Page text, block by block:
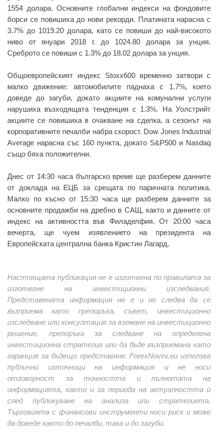
1554 долара. Основните глобални индекси на фондовите
борси се повишиха до нови рекорди. Платината нарасна с
3.7% до 1019.20 долара, като се повиши до най-високото
ниво от януари 2018 г. до 1024.80 долара за унция.
Среброто се повиши с 1.3% до 18.02 долара за унция.
Общоевропейският индекс Stoxx600 временно затвори с
малко движение: автомобилите паднаха с 1.7%, което
доведе до загуби, докато акциите на комунални услуги
нарушиха възходящата тенденция с 1.3%. На Уолстрийт
акциите се повишиха в очакване на сделка, а сезонът на
корпоративните печалби набра скорост. Dow Jones Industrial
Average нарасна със 160 пункта, докато S&P500 и Nasdaq
също бяха положителни.
Днес от 14:30 часа българско време ще разберем данните
от доклада на ЕЦБ за срещата по паричната политика.
Малко по късно от 15:30 часа ще разберем данните за
основните продажби на дребно в САЩ, както и данните от
индекс на активността във Филаделфия. От 20:00 часа
вечерта, ще чуем изявлението на президента на
Европейската централна банка Кристин Лагард.
Настоящата публикация не е изготвена по правилата за
изготвяне на инвестиционни изследвания.
Представената информация не е и не следва да се
възприема като препоръка, съвет, инвестиционно
изследване или консултация за вземане на инвестиционно
решение, препоръка за следване на определена
инвестиционна стратегия или да бъде възприемана като
гаранция за бъдещо представяне. ForexNovini.eu използва
публични източници на информация и не носи
отговорност за точността и пълнотата на
информацията, както и за периода на актуалността ѝ
след публикуване на анализа или стратегията.
Търговията с финансови инструменти носи риск и може
да доведе както до печалби, така и до загуби.